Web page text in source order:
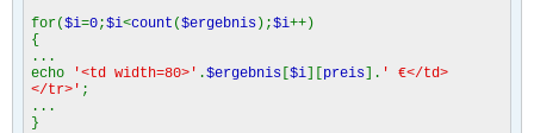
for($i=0;$i<count ($ergebnis);$i++)
{
...
echo
'<td width=80>' .$ergebnis [$i][preis]. ' €</td>
</tr>' ;
...
}